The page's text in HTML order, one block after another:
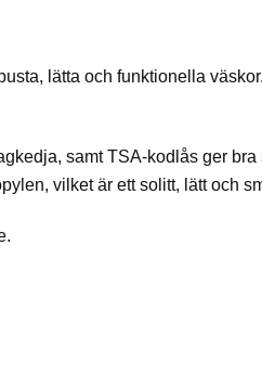
lätta och funktionella
samt TSA-kodlås ger
vilket är ett solitt, lätt och